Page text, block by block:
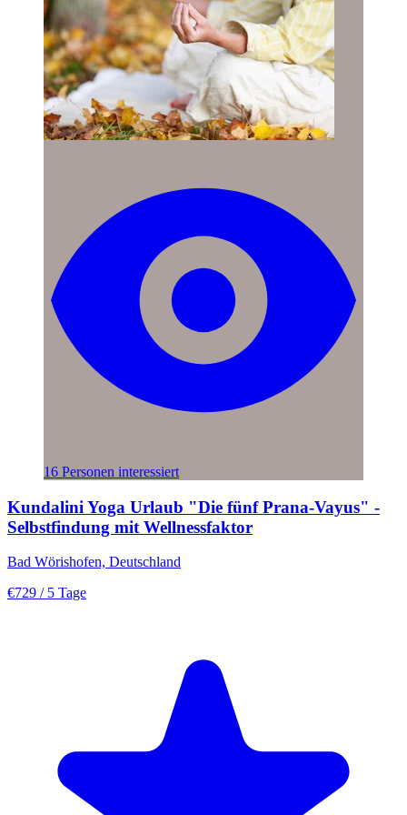
16 Personen interessiert
Kundalini Yoga Urlaub "Die fünf Prana-Vayus" -
Selbstfindung mit Wellnessfaktor
Bad Wörishofen, Deutschland
€729 / 5 Tage